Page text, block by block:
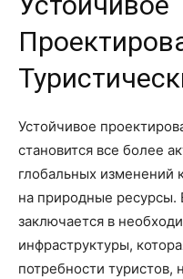
Устойчивое
становится все более
глобальных изменений
на природные ресурсы.
заключается в
инфраструктуры,
потребности туристов,